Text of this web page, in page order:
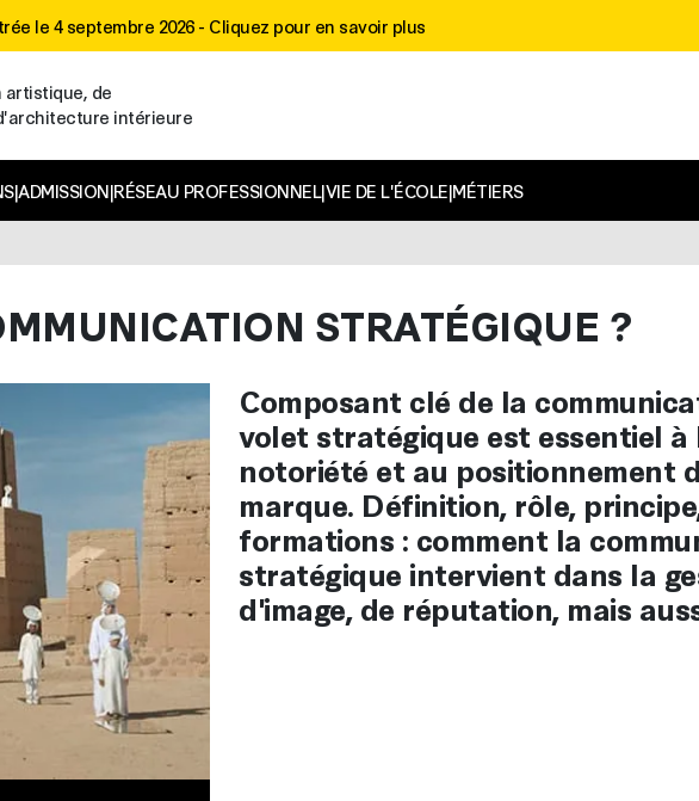
le 4 septembre 2026 - Cliquez pour en savoir plus
de
intérieure
|ADMISSION|RÉSEAU PROFESSIONNEL|VIE DE L'ÉCOLE|MÉTIERS
STRATÉGIQUE ?
Composant clé de la
volet stratégique est essentiel à
notoriété et au positionnement
marque. Définition, rôle,
formations : comment la
stratégique intervient dans la
d'image, de réputation, mais